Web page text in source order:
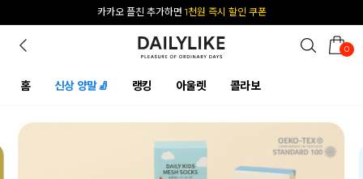
카카오 플친 추가하면 1천원 즉시 할인 쿠폰
[공식몰 단독] 앱 다운받고 2% 결제 할인 받기
0
홈 신상 양말🧦 랭킹 아울렛 콜라보